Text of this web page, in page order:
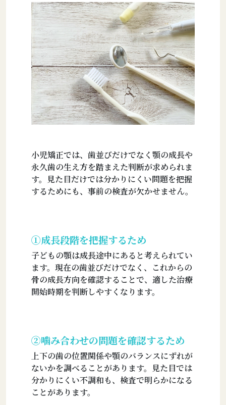
小児矯正では、歯並びだけでなく顎の成長や
永久歯の生え方を踏まえた判断が求められま
す。見た目だけでは分かりにくい問題を把握
するためにも、事前の検査が欠かせません。
①成長段階を把握するため
子どもの顎は成長途中にあると考えられてい
ます。現在の歯並びだけでなく、これからの
骨の成長方向を確認することで、適した治療
開始時期を判断しやすくなります。
②噛み合わせの問題を確認するため
上下の歯の位置関係や顎のバランスにずれが
ないかを調べることがあります。見た目では
分かりにくい不調和も、検査で明らかになる
ことがあります。